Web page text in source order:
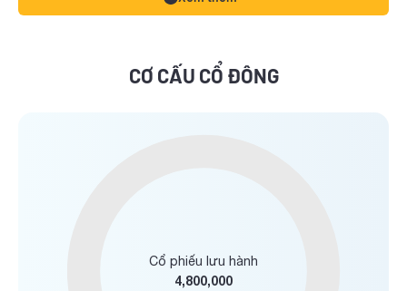
CƠ CẤU CỔ ĐÔNG
Cổ phiếu lưu hành
4,800,000